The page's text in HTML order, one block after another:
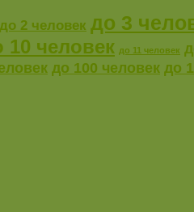
до 2 человек до 3
10 человек до 11 человек
до 100 человек до